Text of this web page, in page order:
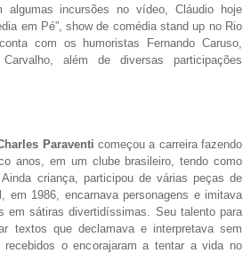
algumas incursões no vídeo, Cláudio hoje
em Pé”, show de comédia stand up no Rio
com os humoristas Fernando Caruso,
além de diversas participações
Paraventi começou a carreira fazendo
anos, em um clube brasileiro, tendo como
criança, participou de várias peças de
em 1986, encarnava personagens e imitava
em sátiras divertidíssimas. Seu talento para
textos que declamava e interpretava sem
recebidos o encorajaram a tentar a vida no